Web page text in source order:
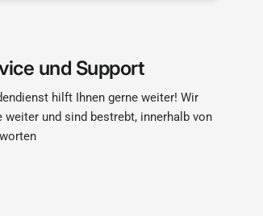
und Support
hilft Ihnen gerne weiter! Wir
weiter und sind bestrebt, innerhalb von